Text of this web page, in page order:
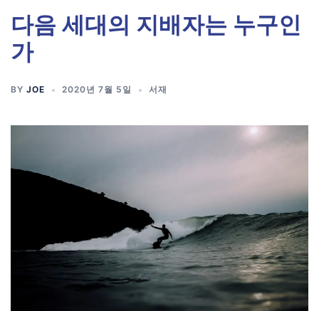
다음 세대의 지배자는 누구인
가
BY JOE 2020년 7월 5일 서재